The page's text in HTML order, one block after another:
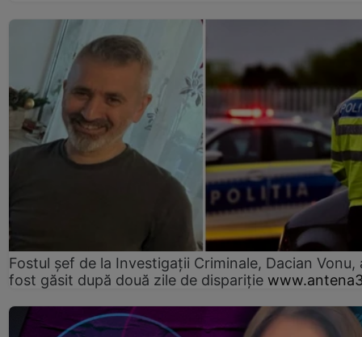
Fostul șef de la Investigații Criminale, Dacian Vonu,
fost găsit după două zile de dispariţie